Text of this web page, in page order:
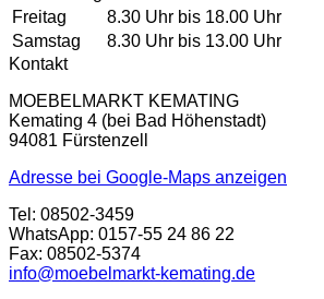
Freitag
8.30 Uhr bis 18.00 Uhr
Samstag
8.30 Uhr bis 13.00 Uhr
Kontakt
MOEBELMARKT KEMATING
Kemating 4 (bei Bad Höhenstadt)
94081 Fürstenzell
Adresse bei Google-Maps anzeigen
Tel: 08502-3459
WhatsApp: 0157-55 24 86 22
Fax: 08502-5374
info@moebelmarkt-kemating.de